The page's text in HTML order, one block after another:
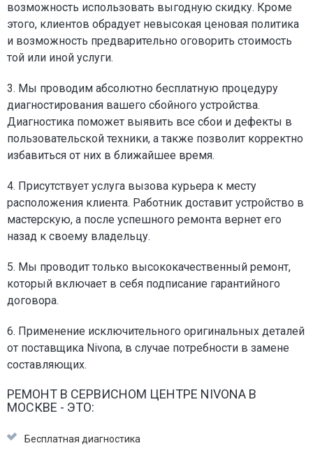
возможность использовать выгодную скидку. Кроме
этого, клиентов обрадует невысокая ценовая политика
и возможность предварительно оговорить стоимость
той или иной услуги.
3. Мы проводим абсолютно бесплатную процедуру
диагностирования вашего сбойного устройства.
Диагностика поможет выявить все сбои и дефекты в
пользовательской техники, а также позволит корректно
избавиться от них в ближайшее время.
4. Присутствует услуга вызова курьера к месту
расположения клиента. Работник доставит устройство в
мастерскую, а после успешного ремонта вернет его
назад к своему владельцу.
5. Мы проводит только высококачественный ремонт,
который включает в себя подписание гарантийного
договора.
6. Применение исключительного оригинальных деталей
от поставщика Nivona, в случае потребности в замене
составляющих.
РЕМОНТ В СЕРВИСНОМ ЦЕНТРЕ NIVONA В
МОСКВЕ - ЭТО:
Бесплатная диагностика